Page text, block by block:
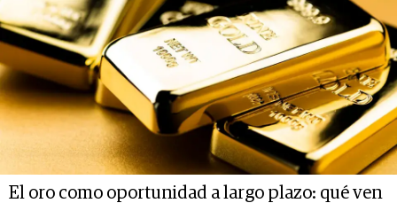
El oro como oportunidad a largo plazo: qué ven